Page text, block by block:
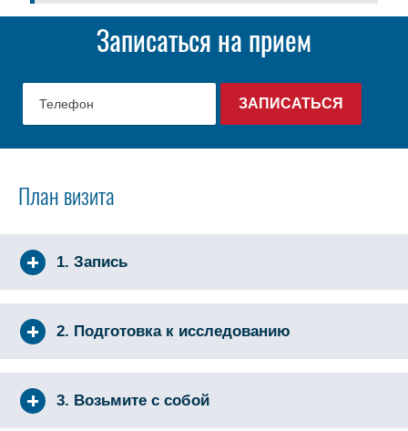
Записаться на прием
План визита
1. Запись
2. Подготовка к исследованию
3. Возьмите с собой